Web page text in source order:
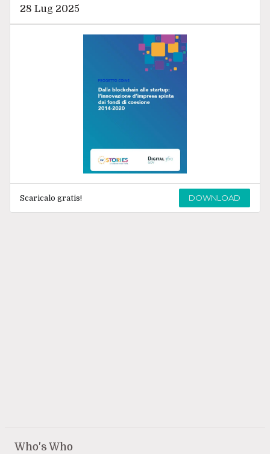
28 Lug 2025
Scaricalo gratis! DOWNLOAD
Who's Who